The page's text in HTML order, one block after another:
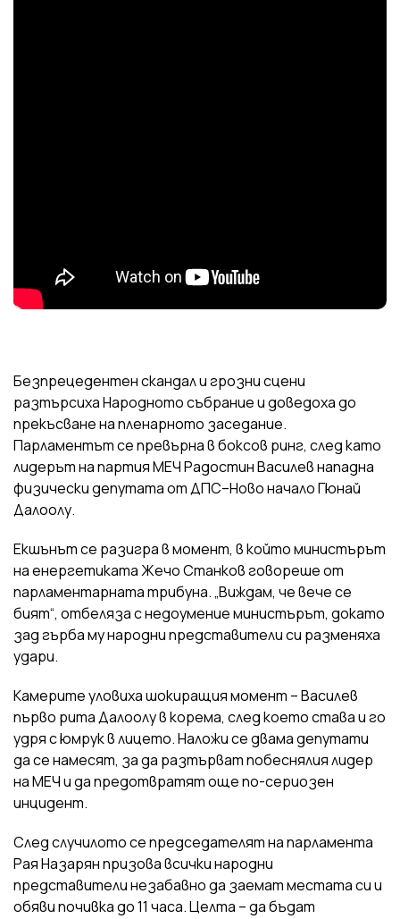
Безпрецедентен скандал и грозни сцени
разтърсиха Народното събрание и доведоха до
прекъсване на пленарното заседание.
Парламентът се превърна в боксов ринг, след като
лидерът на партия МЕЧ Радостин Василев нападна
физически депутата от ДПС–Ново начало Гюнай
Далоолу.
Екшънът се разигра в момент, в който министърът
на енергетиката Жечо Станков говореше от
парламентарната трибуна. „Виждам, че вече се
бият“, отбеляза с недоумение министърът, докато
зад гърба му народни представители си разменяха
удари.
Камерите уловиха шокиращия момент – Василев
първо рита Далоолу в корема, след което става и го
удря с юмрук в лицето. Наложи се двама депутати
да се намесят, за да разтърват побеснялия лидер
на МЕЧ и да предотвратят още по-сериозен
инцидент.
След случилото се председателят на парламента
Рая Назарян призова всички народни
представители незабавно да заемат местата си и
обяви почивка до 11 часа. Целта – да бъдат